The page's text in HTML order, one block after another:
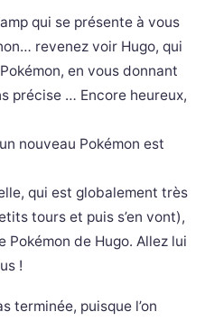
qui se présente à vous
revenez voir Hugo, qui
en vous donnant
précise … Encore heureux,
nouveau Pokémon est
qui est globalement très
tours et puis s’en vont),
de Hugo. Allez lui
!
terminée, puisque l’on